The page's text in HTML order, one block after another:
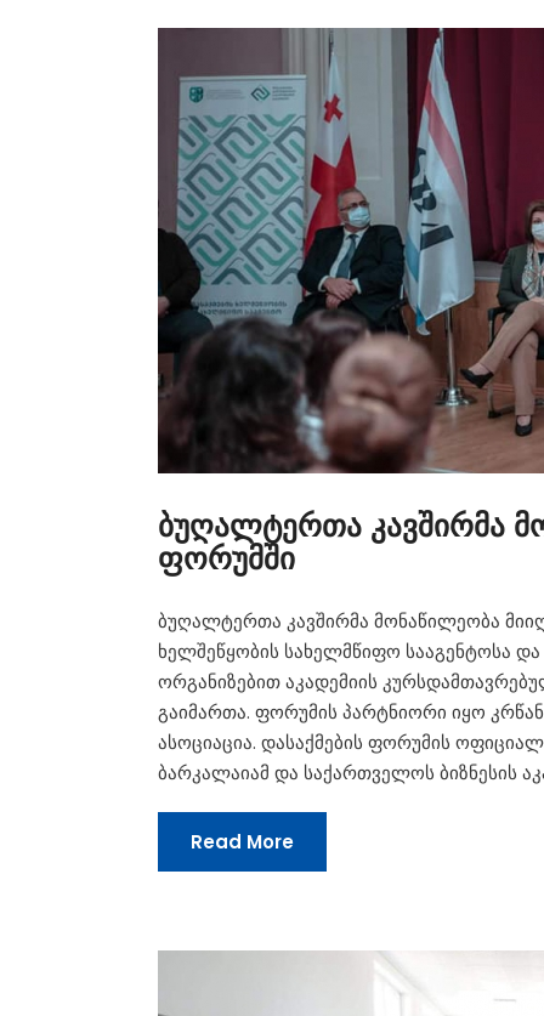
ბუღალტერთა კავშირმა
ფორუმში
ბუღალტერთა კავშირმა მონაწილეობა
ხელშეწყობის სახელმწიფო სააგენტოსა
ორგანიზებით აკადემიის
გაიმართა. ფორუმის პარტნიორი იყო
ასოციაცია. დასაქმების ფორუმის
ბარკალაიამ და საქართველოს ბიზნესის
Read More